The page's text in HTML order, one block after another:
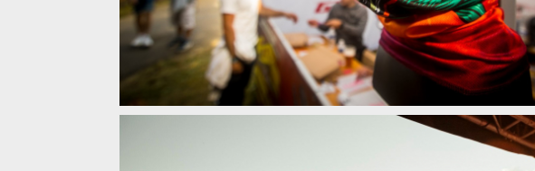
Jubilejní 10. ročník JBC 4X REVELATIONS - 15.7. v Jablonci nad Nisou!